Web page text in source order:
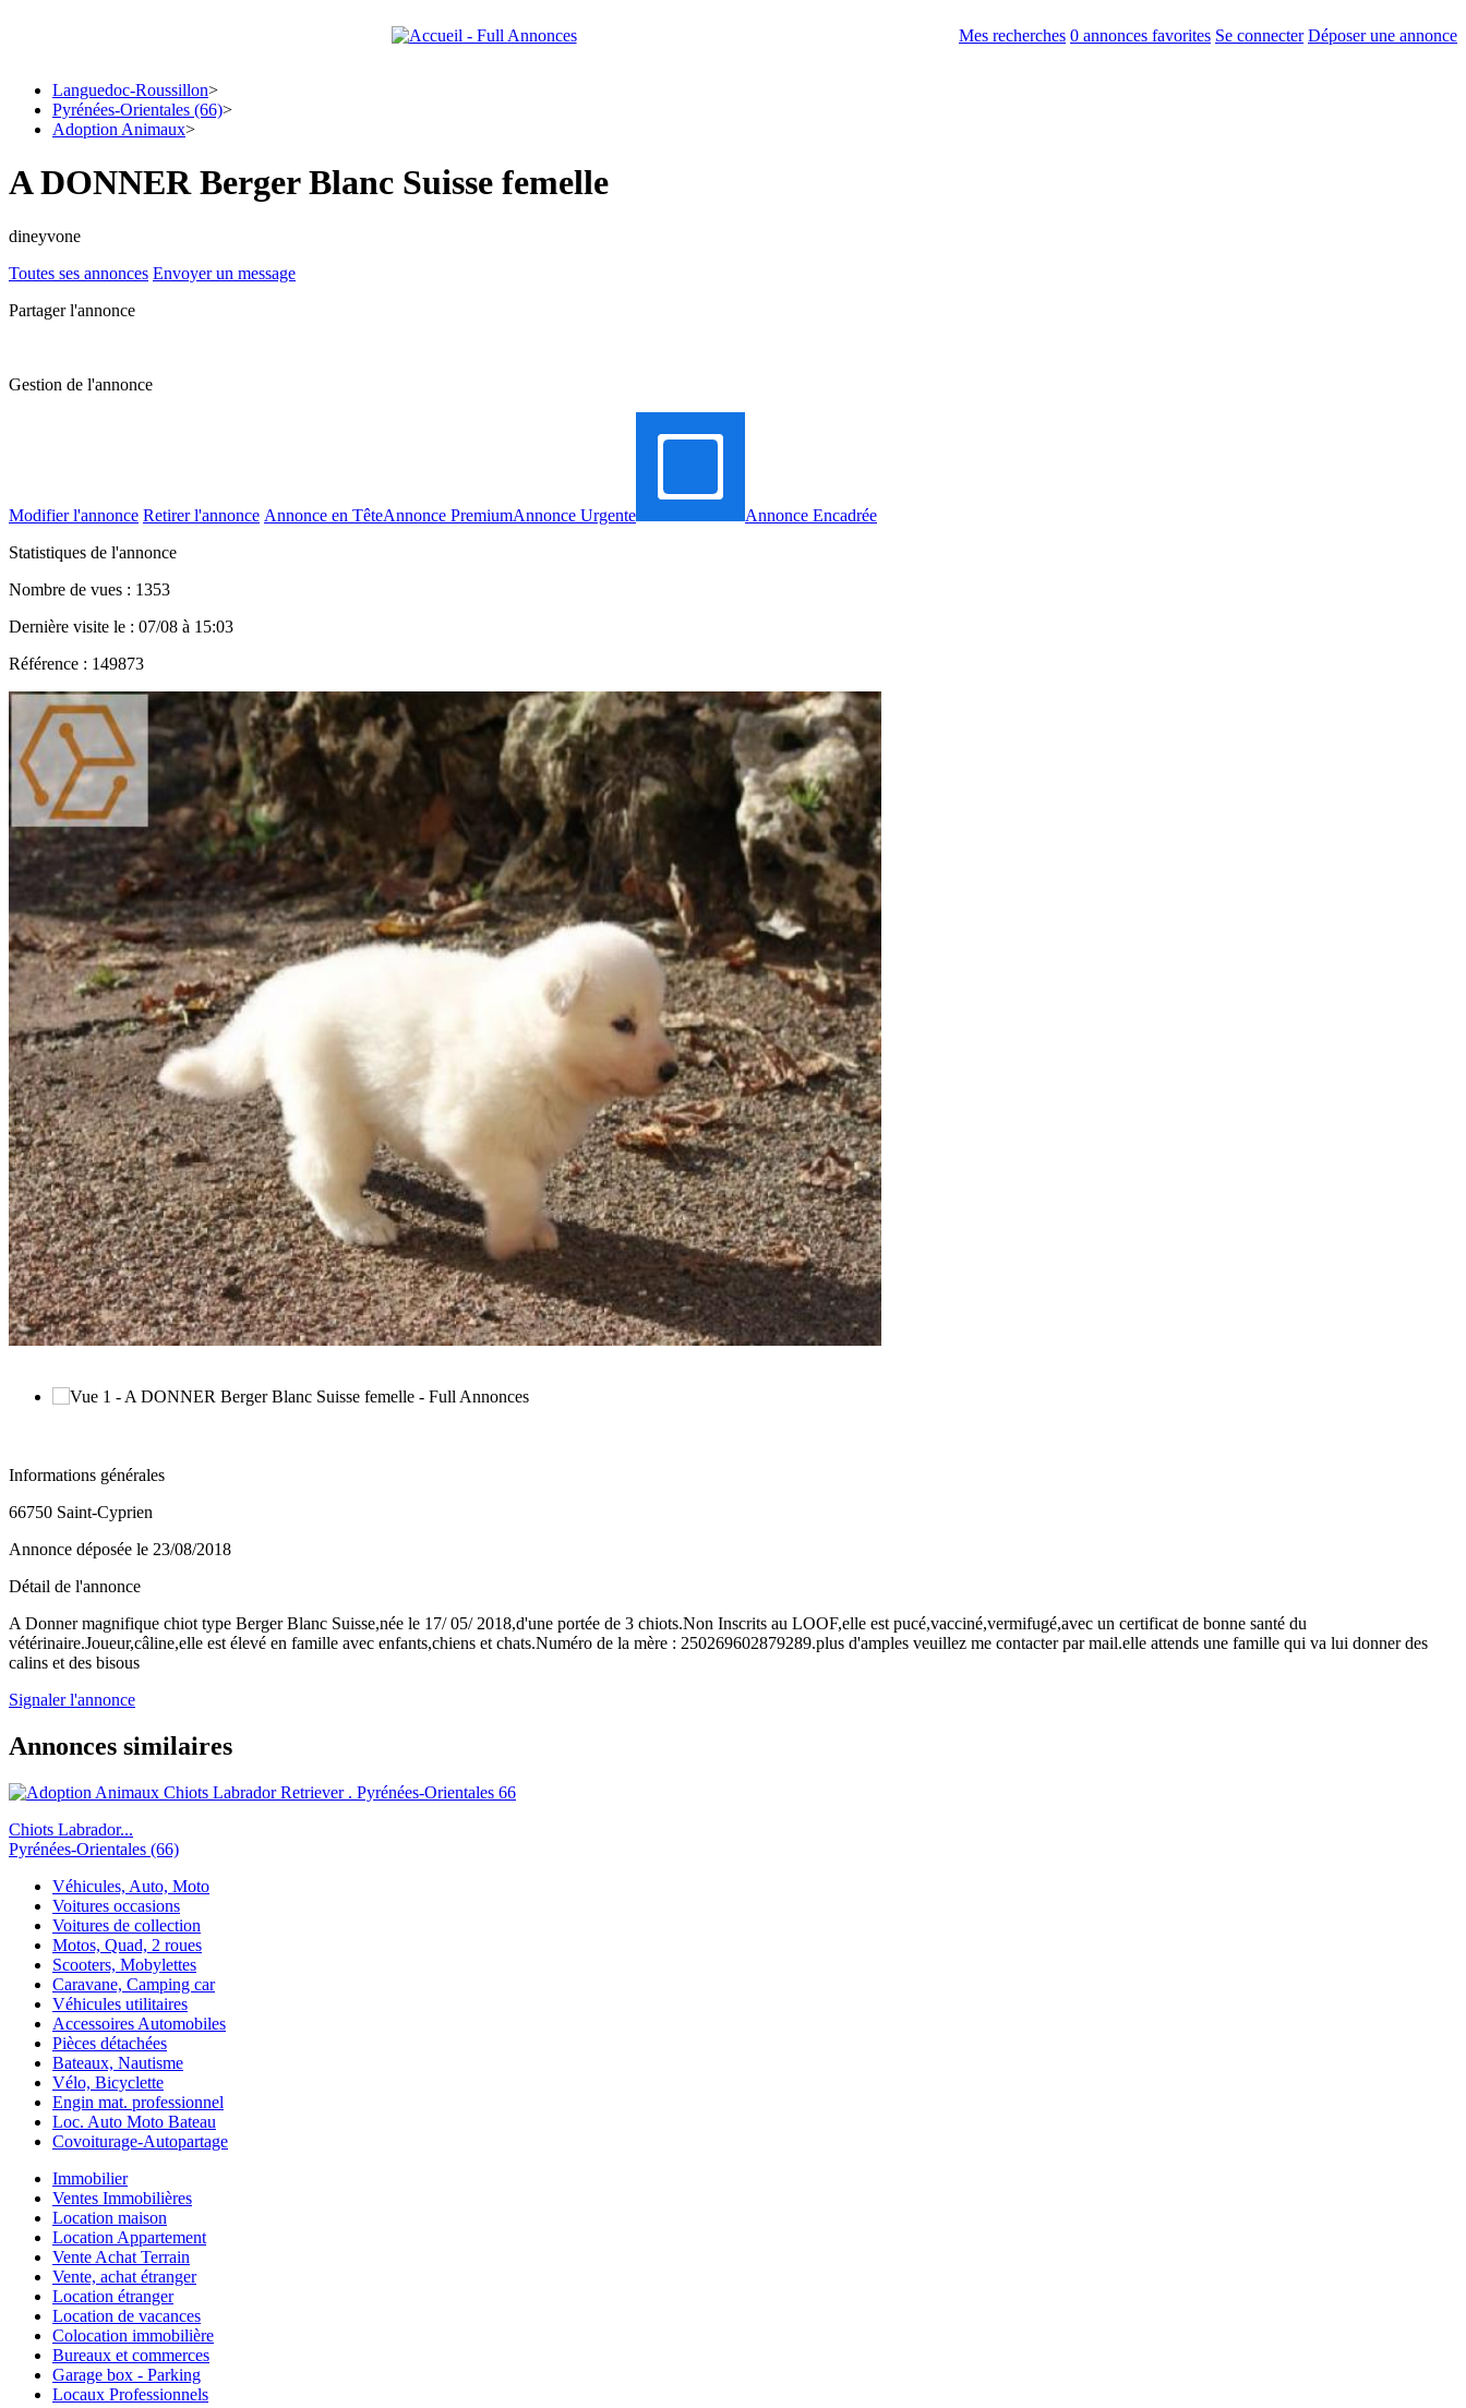
Mes recherches 0 annonces favorites Se connecter Déposer une annonce
Languedoc-Roussillon>
Pyrénées-Orientales (66)>
Adoption Animaux>
A DONNER Berger Blanc Suisse femelle
dineyvone
Toutes ses annonces Envoyer un message
Partager l'annonce
Gestion de l'annonce
Modifier l'annonce Retirer l'annonce Annonce en TêteAnnonce PremiumAnnonce Urgente
Annonce Encadrée
Statistiques de l'annonce
Nombre de vues : 1353
Dernière visite le : 07/08 à 15:03
Référence : 149873
Informations générales
66750 Saint-Cyprien
Annonce déposée le 23/08/2018
Détail de l'annonce
A Donner magnifique chiot type Berger Blanc Suisse,née le 17/ 05/ 2018,d'une portée de 3 chiots.Non Inscrits au LOOF,elle est pucé,vacciné,vermifugé,avec un certificat de bonne santé du
vétérinaire.Joueur,câline,elle est élevé en famille avec enfants,chiens et chats.Numéro de la mère : 250269602879289.plus d'amples veuillez me contacter par mail.elle attends une famille qui va lui donner des
calins et des bisous
Signaler l'annonce
Annonces similaires
Chiots Labrador...
Pyrénées-Orientales (66)
Véhicules, Auto, Moto
Voitures occasions
Voitures de collection
Motos, Quad, 2 roues
Scooters, Mobylettes
Caravane, Camping car
Véhicules utilitaires
Accessoires Automobiles
Pièces détachées
Bateaux, Nautisme
Vélo, Bicyclette
Engin mat. professionnel
Loc. Auto Moto Bateau
Covoiturage-Autopartage
Immobilier
Ventes Immobilières
Location maison
Location Appartement
Vente Achat Terrain
Vente, achat étranger
Location étranger
Location de vacances
Colocation immobilière
Bureaux et commerces
Garage box - Parking
Locaux Professionnels